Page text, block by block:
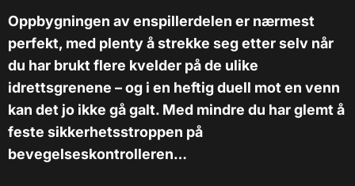
Oppbygningen av enspillerdelen er nærmest
perfekt, med plenty å strekke seg etter selv når
du har brukt flere kvelder på de ulike
idrettsgrenene – og i en heftig duell mot en venn
kan det jo ikke gå galt. Med mindre du har glemt å
feste sikkerhetsstroppen på
bevegelseskontrolleren…